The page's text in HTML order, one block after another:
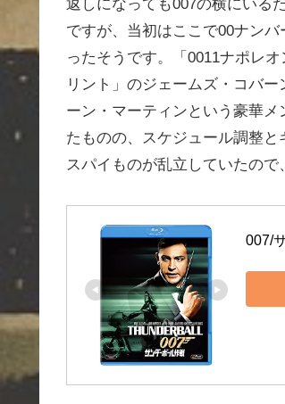
返しになっても007の横にいる
ですが、当初はここで00ナン
ったそうです。「0011ナポレ
リント」のジェームズ・コバ
ーン・マーティンという豪華
たものの、スケジュール調整
スパイものが乱立していたの
007/